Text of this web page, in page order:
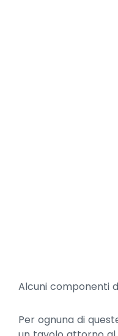
Alcuni componenti
Per ognuna di